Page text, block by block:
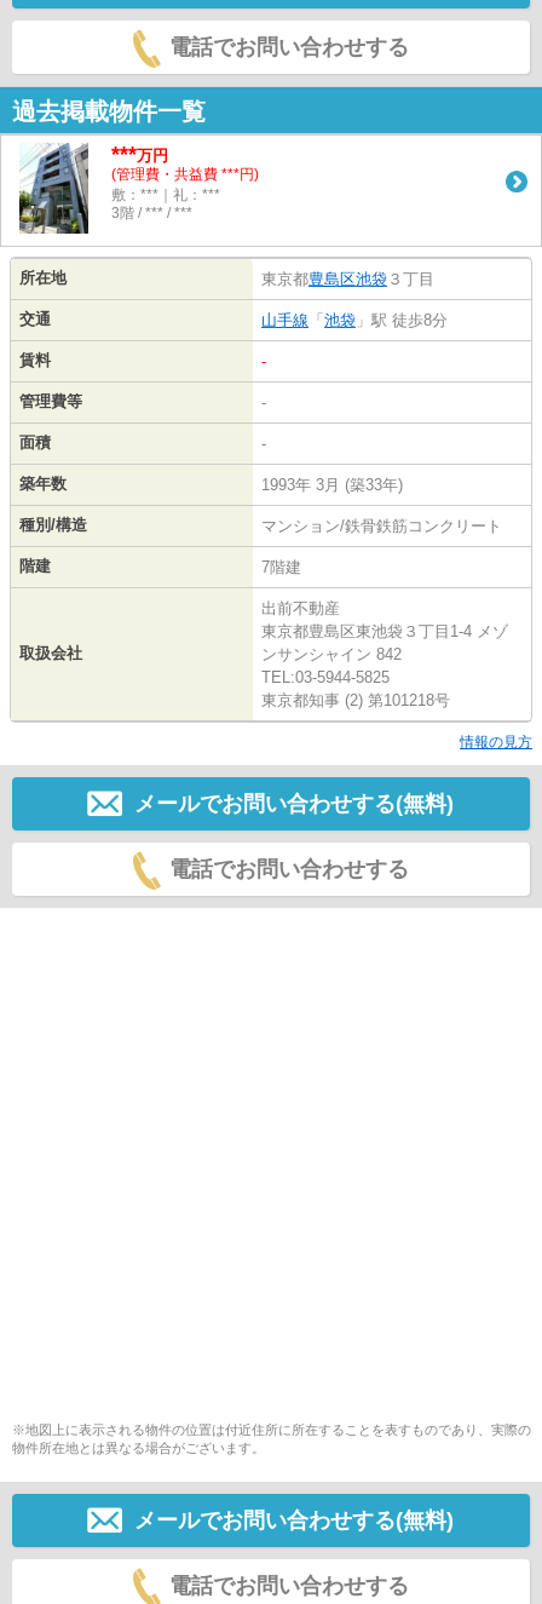
電話でお問い合わせする
過去掲載物件一覧
***万円
(管理費・共益費 ***円)
敷：***｜礼：***
3階 / *** / ***
所在地 東京都豊島区池袋 ３丁目
交通 山手線 「 池袋 」駅 徒歩8分
賃料 -
管理費等 -
面積 -
築年数 1993年 3月 (築33年)
種別/構造 マンション/鉄骨鉄筋コンクリート
階建 7階建
取扱会社
出前不動産
東京都豊島区東池袋３丁目1-4 メゾ
ンサンシャイン 842
TEL:03-5944-5825
東京都知事 (2) 第101218号
情報の見方
メールでお問い合わせする(無料)
電話でお問い合わせする
※地図上に表示される物件の位置は付近住所に所在することを表すものであり、実際の
物件所在地とは異なる場合がございます。
メールでお問い合わせする(無料)
電話でお問い合わせする